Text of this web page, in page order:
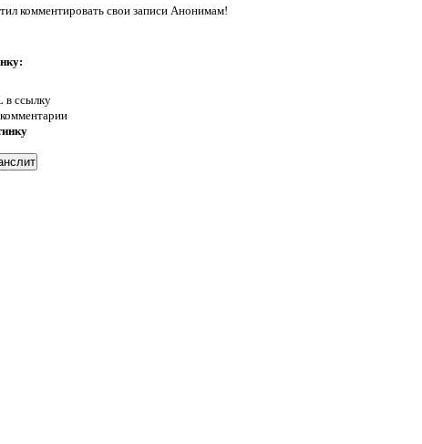
комментировать свои записи Анонимам!
в ссылку